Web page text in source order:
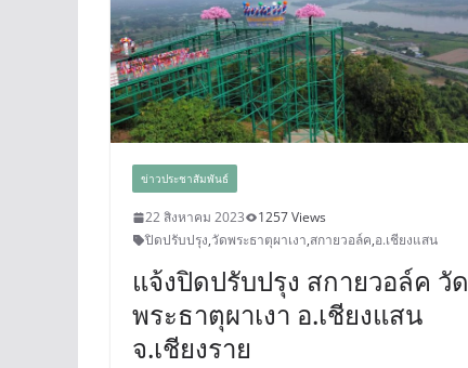
ข่าวประชาสัมพันธ์
22 สิงหาคม 2023
1257 Views
ปิดปรับปรุง,วัดพระธาตุผาเงา,สกายวอล์ค,อ.เชียงแสน
แจ้งปิดปรับปรุง สกายวอล์ค วัด
พระธาตุผาเงา อ.เชียงแสน
จ.เชียงราย